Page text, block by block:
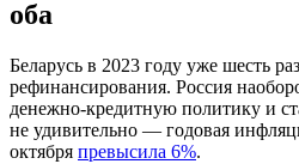
оба
Беларусь в 2023 году уже шесть
рефинансирования. Россия
денежно-кредитную политику и
не удивительно — годовая
октября превысила 6%.